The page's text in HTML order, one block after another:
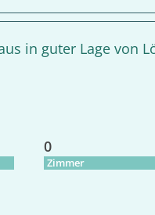
in guter Lage von
0
Zimmer